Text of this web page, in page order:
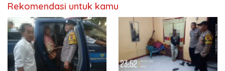
Rekomendasi untuk kamu